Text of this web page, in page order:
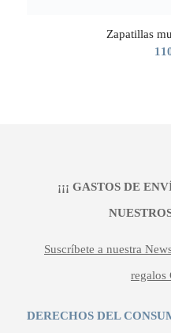
Zapatillas
¡¡¡ GASTOS DE
Suscríbete a nuestra
regalos
DERECHOS DEL